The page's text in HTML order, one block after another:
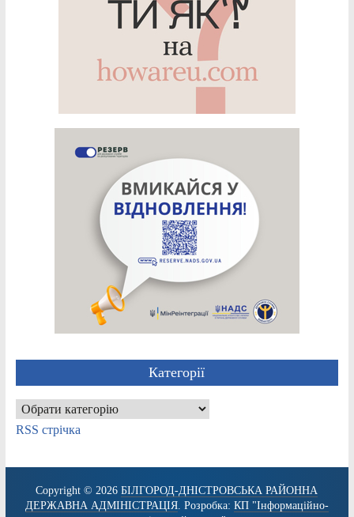
Категорії
Категорії
RSS стрічка
Copyright © 2026БІЛГОРОД-ДНІСТРОВСЬКА РАЙОННА
ДЕРЖАВНА АДМІНІСТРАЦІЯ. Розробка: КП "Інформаційно-